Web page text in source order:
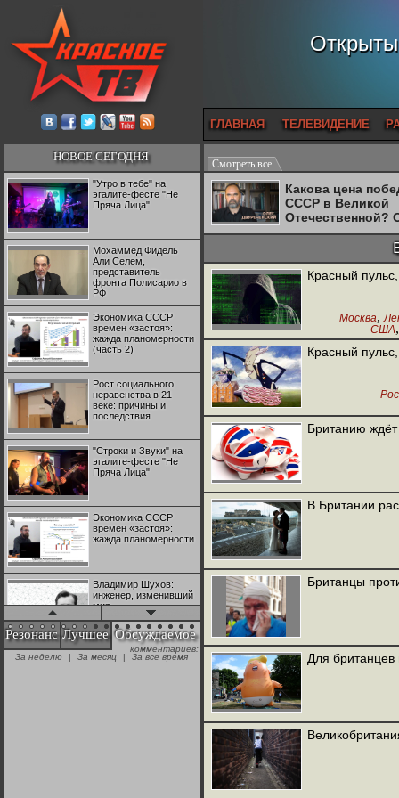
ГЛАВНАЯ ТЕЛЕВИДЕНИЕ
НОВОЕ СЕГОДНЯ
"Утро в тебе" на
эгалите-фесте "Не
Пряча Лица"
Мохаммед Фидель
Али Селем,
представитель
фронта Полисарио в
РФ
Экономика СССР
времен «застоя»:
жажда планомерности
(часть 2)
Рост социального
неравенства в 21
веке: причины и
последствия
"Строки и Звуки" на
эгалите-фесте "Не
Пряча Лица"
Экономика СССР
времен «застоя»:
жажда планомерности
Владимир Шухов:
инженер, изменивший
мир
"Аркадий Коц" на
эгалите-фесте "Не
Резонанс Лучшее Обсуждаемое
комментариев:
За неделю
| За месяц | За все время
Смотреть все
Какова цена
СССР в Великой
Отечественной?
Двуреченский о
Красный
Москва,
США
Испания,
Италия,
Красный
Британию
В Британии
Британцы
Для британцев